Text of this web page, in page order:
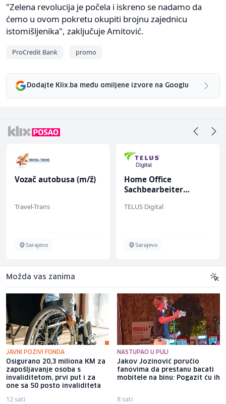
"Zelena revolucija je počela i iskreno se nadamo da
ćemo u ovom pokretu okupiti brojnu zajednicu
istomišljenika", zaključuje Amitović.
ProCredit Bank promo
Dodajte Klix.ba među omiljene izvore na Googlu
Vozač autobusa (m/ž)
Travel-Trans
Sarajevo
Home Office
Sachbearbeiter
bekannten deutschen
TELUS Digital
Sarajevo
Možda vas zanima
JAVNI POZIVI FONDA
Osigurano 20,3 miliona KM za
zapošljavanje osoba s
invaliditetom, prvi put i za
one sa 50 posto invaliditeta
12 sati
NASTUPAO U PULI
Jakov Jozinović poručio
fanovima da prestanu bacati
mobitele na binu: Pogazit ću ih
8 sati